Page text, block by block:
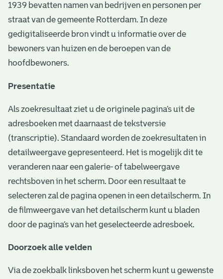
1939 bevatten namen van bedrijven en personen per
straat van de gemeente Rotterdam. In deze
gedigitaliseerde bron vindt u informatie over de
bewoners van huizen en de beroepen van de
hoofdbewoners.
Presentatie
Als zoekresultaat ziet u de originele pagina’s uit de
adresboeken met daarnaast de tekstversie
(transcriptie). Standaard worden de zoekresultaten in
detailweergave gepresenteerd. Het is mogelijk dit te
veranderen naar een galerie- of tabelweergave
rechtsboven in het scherm. Door een resultaat te
selecteren zal de pagina openen in een detailscherm. In
de filmweergave van het detailscherm kunt u bladen
door de pagina’s van het geselecteerde adresboek.
Doorzoek alle velden
Via de zoekbalk linksboven het scherm kunt u gewenste